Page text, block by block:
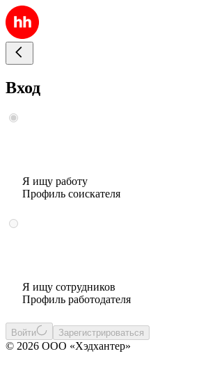
Вход
Я ищу работу
Профиль соискателя
Я ищу сотрудников
Профиль работодателя
Войти Зарегистрироваться
© 2026 ООО «Хэдхантер»